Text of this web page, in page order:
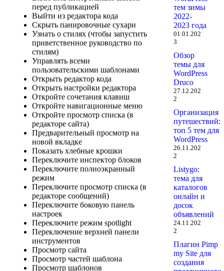
перед публикацией
Выйти из редактора кода
Скрыть панировочные сухари
Узнать о стилях (чтобы запустить
приветственное руководство по
стилям)
Управлять всеми
пользовательскими шаблонами
Открыть редактор кода
Открыть настройки редактора
Откройте сочетания клавиш
Откройте навигационные меню
Откройте просмотр списка (в
редакторе сайта)
Предварительный просмотр на
новой вкладке
Показать хлебные крошки
Переключите инспектор блоков
Переключите полноэкранный
режим
Переключите просмотр списка (в
редакторе сообщений)
Переключите боковую панель
настроек
Переключите режим spotlight
Переключение верхней панели
инструментов
Просмотр сайта
Просмотр частей шаблона
Просмотр шаблонов
тем зимы
2022-
2023 года
01.01.202
3
Обзор
темы для
WordPress
Druco
27.12.202
2
Организация
путешествий:
топ 5 тем для
WordPress
26.11.202
2
Listygo:
тема для
каталогов
онлайн и
досок
объявлений
24.11.202
2
Плагин Pimp
my Site для
создания